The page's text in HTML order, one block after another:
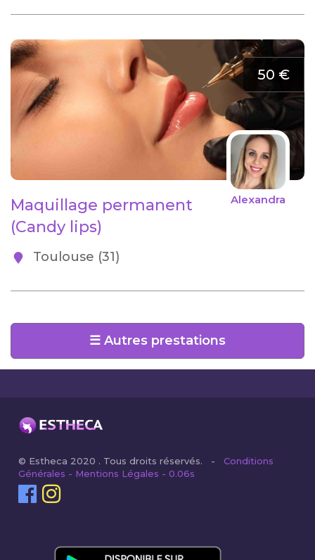
50 €
Alexandra
Maquillage permanent
(Candy lips)
Toulouse (31)
☰ Autres prestations
© Estheca 2020 . Tous droits réservés. -Conditions
Générales - Mentions Légales - 0.06s